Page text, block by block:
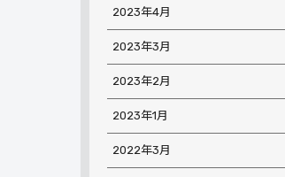
2023年4月
2023年3月
2023年2月
2023年1月
2022年3月